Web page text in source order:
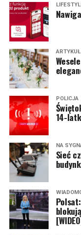
POLICJA
14-
NA
Sieć